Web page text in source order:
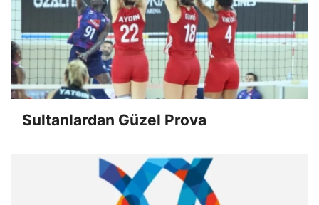
Sultanlardan Güzel Prova